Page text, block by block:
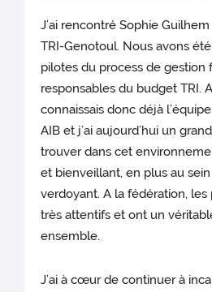
J’ai rencontré Sophie
TRI-Genotoul. Nous avons
pilotes du process de gestion
responsables du budget TRI.
connaissais donc déjà
AIB et j’ai aujourd’hui un
trouver dans cet
et bienveillant, en plus au sein
verdoyant. A la fédération,
très attentifs et ont un
ensemble.
J’ai à cœur de continuer à